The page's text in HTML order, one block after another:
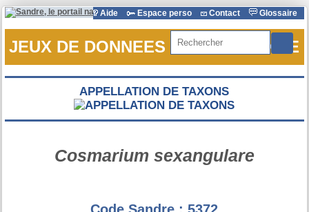
Aide Espace perso Contact Glossaire
Rechercher
JEUX DE DONNEES DE REFERENCE
APPELLATION DE TAXONS
Cosmarium sexangulare
Code Sandre : 5372